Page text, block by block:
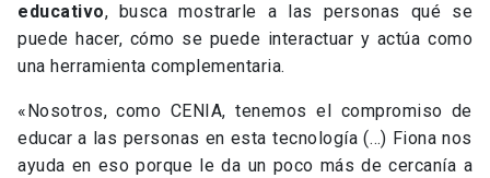
educativo, busca mostrarle a las personas qué se
puede hacer, cómo se puede interactuar y actúa como
una herramienta complementaria.
«Nosotros, como CENIA, tenemos el compromiso de
educar a las personas en esta tecnología (…) Fiona nos
ayuda en eso porque le da un poco más de cercanía a